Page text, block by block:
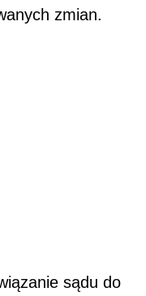
zmian.
sądu do